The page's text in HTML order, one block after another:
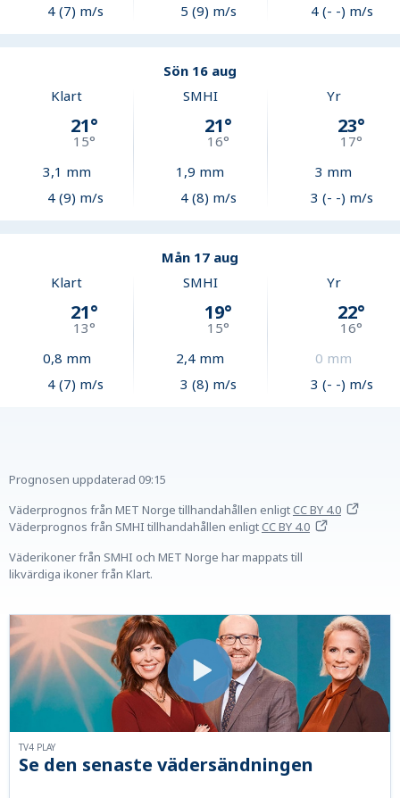
4 (7) m/s
5 (9) m/s
4 (- -) m/s
Sön 16 aug
Klart
21°
15°
3,1 mm
4 (9) m/s
SMHI
21°
16°
1,9 mm
4 (8) m/s
Yr
23°
17°
3 mm
3 (- -) m/s
Mån 17 aug
Klart
21°
13°
0,8 mm
4 (7) m/s
SMHI
19°
15°
2,4 mm
3 (8) m/s
Yr
22°
16°
0 mm
3 (- -) m/s
Prognosen uppdaterad 09:15
Väderprognos från MET Norge tillhandahållen enligtCC BY 4.0
Väderprognos från SMHI tillhandahållen enligtCC BY 4.0
Väderikoner från SMHI och MET Norge har mappats till
likvärdiga ikoner från Klart.
Se den senaste vädersändningen
TV4 PLAY